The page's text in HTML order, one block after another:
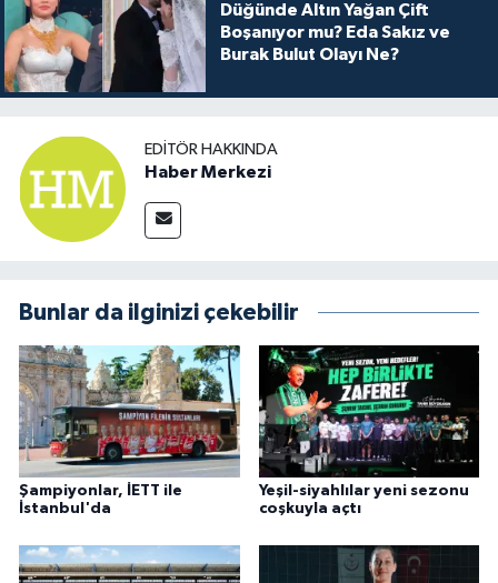
Düğünde Altın Yağan Çift
Boşanıyor mu? Eda Sakız ve
Burak Bulut Olayı Ne?
EDITÖR HAKKINDA
Haber Merkezi
Bunlar da ilginizi çekebilir
Şampiyonlar, İETT ile
İstanbul'da
Yeşil-siyahlılar yeni sezonu
coşkuyla açtı